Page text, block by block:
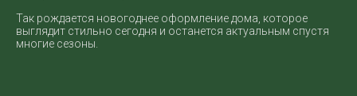
Так рождается новогоднее оформление дома, которое
выглядит стильно сегодня и останется актуальным спустя
многие сезоны.